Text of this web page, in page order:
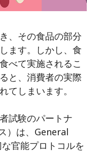
、その食品の部分
ます。しかし、食
べて実施されるこ
と、消費者の実際
てしまいます。
試験のパートナ
）は、General
官能プロトコルを